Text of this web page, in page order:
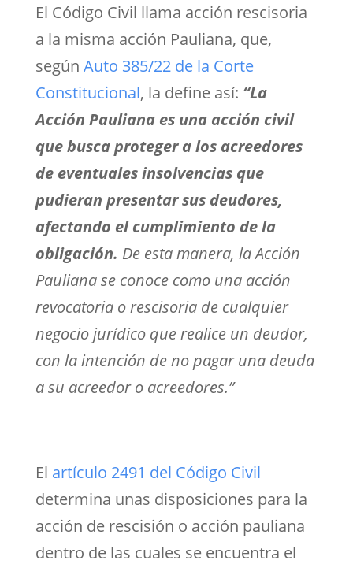
El Código Civil llama acción rescisoria
a la misma acción Pauliana, que,
según Auto 385/22 de la Corte
Constitucional, la define así: “La
Acción Pauliana es una acción civil
que busca proteger a los acreedores
de eventuales insolvencias que
pudieran presentar sus deudores,
afectando el cumplimiento de la
obligación. De esta manera, la Acción
Pauliana se conoce como una acción
revocatoria o rescisoria de cualquier
negocio jurídico que realice un deudor,
con la intención de no pagar una deuda
a su acreedor o acreedores.”
El artículo 2491 del Código Civil
determina unas disposiciones para la
acción de rescisión o acción pauliana
dentro de las cuales se encuentra el